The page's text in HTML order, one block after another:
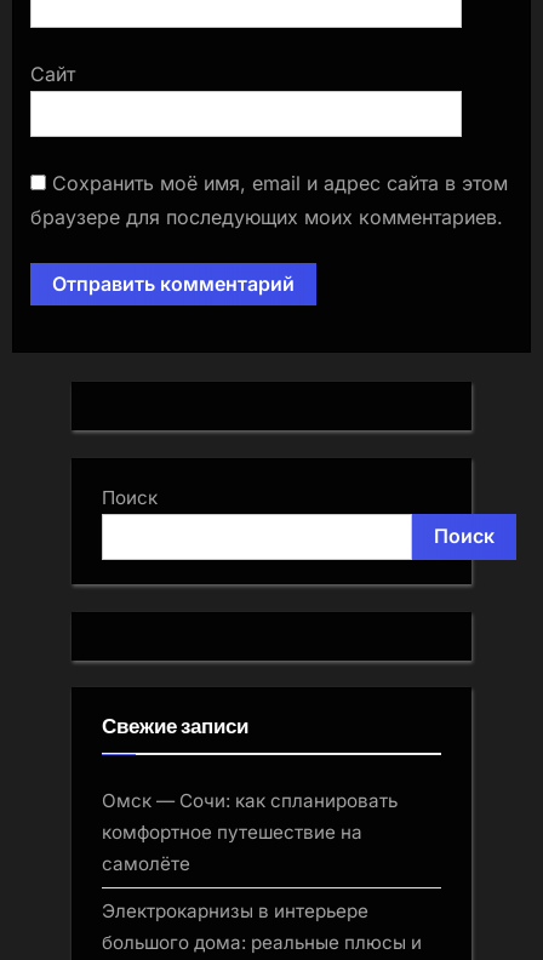
Сайт
Сохранить моё имя, email и адрес сайта в этом
браузере для последующих моих комментариев.
Поиск
Поиск
Свежие записи
Омск — Сочи: как спланировать
комфортное путешествие на
самолёте
Электрокарнизы в интерьере
большого дома: реальные плюсы и